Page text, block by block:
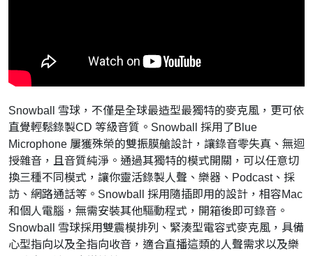
Snowball 雪球，不僅是全球最造型最獨特的麥克風，更可依
直覺輕鬆錄製CD 等級音質。Snowball 採用了Blue
Microphone 屢獲殊榮的雙振膜艙設計，讓錄音零失真、無迴
授雜音，且音質純淨。通過其獨特的模式開關，可以任意切
換三種不同模式，讓你靈活錄製人聲、樂器、Podcast、採
訪、網路通話等。Snowball 採用隨插即用的設計，相容Mac
和個人電腦，無需安裝其他驅動程式，開箱後即可錄音。
Snowball 雪球採用雙震模排列、緊湊型電容式麥克風，具備
心型指向以及全指向收音，適合直播這類的人聲需求以及樂